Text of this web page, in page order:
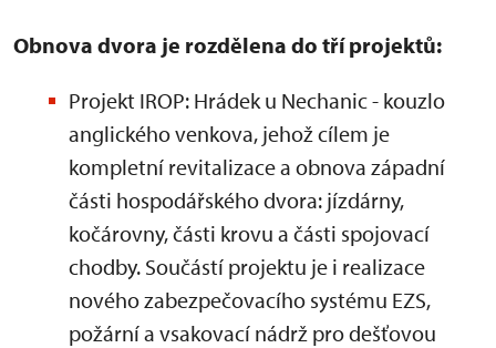
Obnova dvora je rozdělena do tří projektů:
Projekt IROP: Hrádek u Nechanic - kouzlo
anglického venkova, jehož cílem je
kompletní revitalizace a obnova západní
části hospodářského dvora: jízdárny,
kočárovny, části krovu a části spojovací
chodby. Součástí projektu je i realizace
nového zabezpečovacího systému EZS,
požární a vsakovací nádrž pro dešťovou